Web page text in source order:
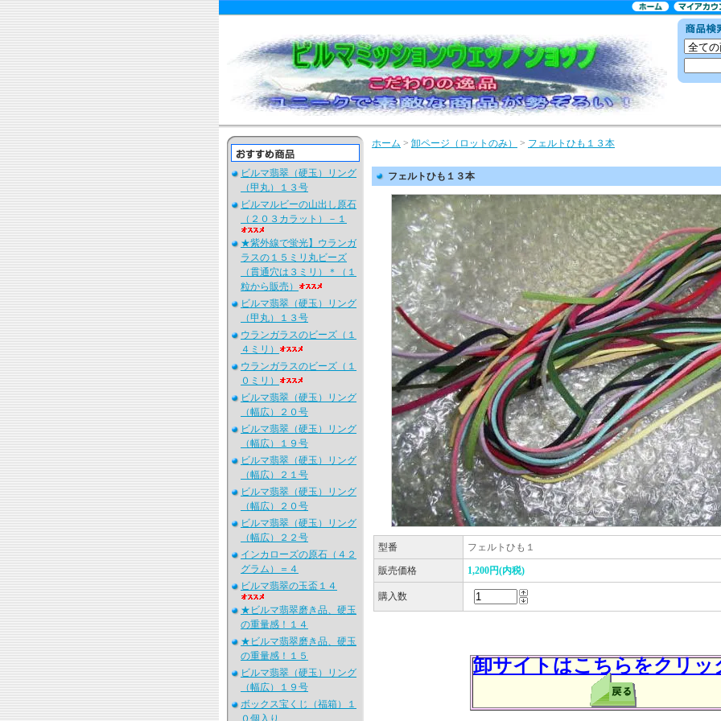
ビルマ翡翠（硬玉）リング
（甲丸）１３号
ビルマルビーの山出し原石
（２０３カラット）－１
★紫外線で蛍光】ウランガ
ラスの１５ミリ丸ビーズ
（貫通穴は３ミリ）＊（１
粒から販売）
ビルマ翡翠（硬玉）リング
（甲丸）１３号
ウランガラスのビーズ（１
４ミリ）
ウランガラスのビーズ（１
０ミリ）
ビルマ翡翠（硬玉）リング
（幅広）２０号
ビルマ翡翠（硬玉）リング
（幅広）１９号
ビルマ翡翠（硬玉）リング
（幅広）２１号
ビルマ翡翠（硬玉）リング
（幅広）２０号
ビルマ翡翠（硬玉）リング
（幅広）２２号
インカローズの原石（４２
グラム）＝４
ビルマ翡翠の玉盃１４
★ビルマ翡翠磨き品、硬玉
の重量感！１４
★ビルマ翡翠磨き品、硬玉
の重量感！１５
ビルマ翡翠（硬玉）リング
（幅広）１９号
ボックス宝くじ（福箱）１
０個入り
ホーム > 卸ページ（ロットのみ） > フェルトひも１３本
フェルトひも１３本
型番 フェルトひも１
販売価格 1,200円(内税)
購入数
卸サイトはこちらをクリッ